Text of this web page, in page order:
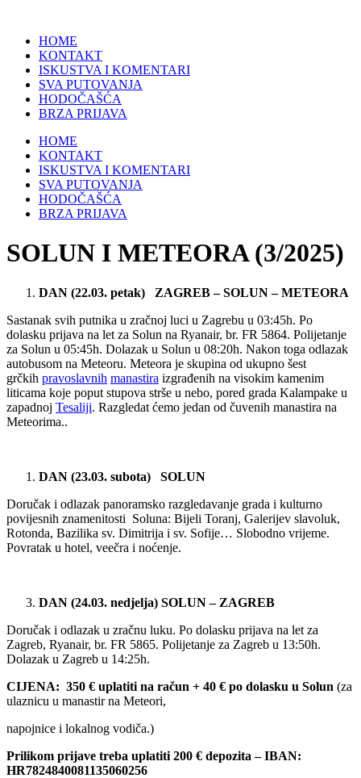
HOME
KONTAKT
ISKUSTVA I KOMENTARI
SVA PUTOVANJA
HODOČAŠĆA
BRZA PRIJAVA
HOME
KONTAKT
ISKUSTVA I KOMENTARI
SVA PUTOVANJA
HODOČAŠĆA
BRZA PRIJAVA
SOLUN I METEORA (3/2025)
DAN (22.03. petak) ZAGREB – SOLUN – METEORA
Sastanak svih putnika u zračnoj luci u Zagrebu u 03:45h. Po
dolasku prijava na let za Solun na Ryanair, br. FR 5864. Polijetanje
za Solun u 05:45h. Dolazak u Solun u 08:20h. Nakon toga odlazak
autobusom na Meteoru. Meteora je skupina od ukupno šest
grčkih pravoslavnih manastira izgrađenih na visokim kamenim
liticama koje poput stupova strše u nebo, pored grada Kalampake u
zapadnoj Tesaliji. Razgledat ćemo jedan od čuvenih manastira na
Meteorima..
DAN (23.03. subota) SOLUN
Doručak i odlazak panoramsko razgledavanje grada i kulturno
povijesnih znamenitosti Soluna: Bijeli Toranj, Galerijev slavoluk,
Rotonda, Bazilika sv. Dimitrija i sv. Sofije… Slobodno vrijeme.
Povratak u hotel, veečra i noćenje.
DAN (24.03. nedjelja) SOLUN – ZAGREB
Doručak i odlazak u zračnu luku. Po dolasku prijava na let za
Zagreb, Ryanair, br. FR 5865. Polijetanje za Zagreb u 13:50h.
Dolazak u Zagreb u 14:25h.
CIJENA: 350 € uplatiti na račun + 40 € po dolasku u Solun (za
ulaznicu u manastir na Meteori,
napojnice i lokalnog vodiča.)
Prilikom prijave treba uplatiti 200 € depozita –IBAN:
HR7824840081135060256